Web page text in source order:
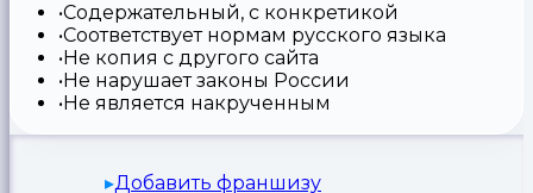
Содержательный, с конкретикой
Соответствует нормам русского языка
Не копия с другого сайта
Не нарушает законы России
Не является накрученным
Добавить франшизу